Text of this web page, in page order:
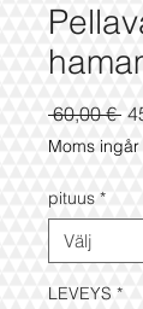
60,00 €
pris
Moms ingår
pituus *
LEVEYS *